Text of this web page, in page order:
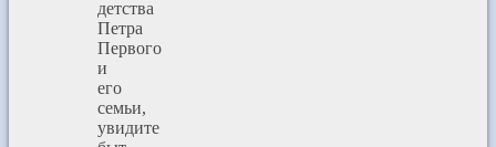
детства
Петра
Первого
и
его
семьи,
увидите